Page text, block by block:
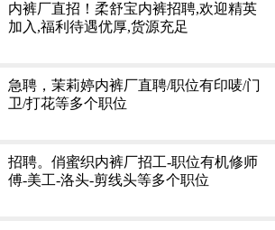
内裤厂直招！柔舒宝内裤招聘,欢迎精英
加入,福利待遇优厚,货源充足
急聘，茉莉婷内裤厂直聘/职位有印唛/门
卫/打花等多个职位
招聘。俏蜜织内裤厂招工-职位有机修师
傅-美工-洛头-剪线头等多个职位